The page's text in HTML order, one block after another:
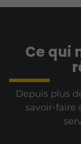
Ce qui
Depuis plus
savoir-faire